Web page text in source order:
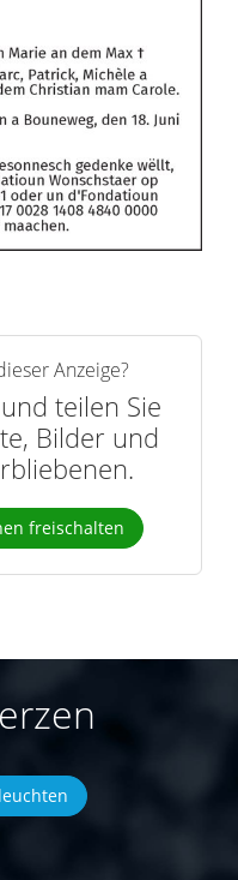
Anzeige?
teilen Sie
Bilder und
freischalten